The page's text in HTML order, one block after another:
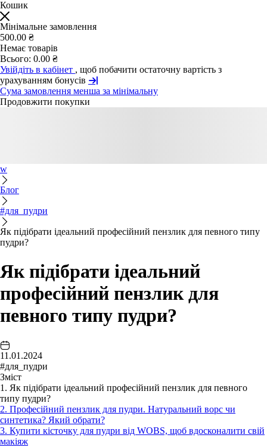
Кошик
Мінімальне замовлення
500.00 ₴
Немає товарів
Всього: 0.00 ₴
Увійдіть в кабінет , щоб побачити остаточну вартість з
урахуванням бонусів
Сума замовлення менша за мінімальну
Продовжити покупки
w
Блог
#для_пудри
Як підібрати ідеальний професійний пензлик для певного типу
пудри?
Як підібрати ідеальний
професійний пензлик для
певного типу пудри?
11.01.2024
#для_пудри
Зміст
1. Як підібрати ідеальний професійний пензлик для певного
типу пудри?
2. Професійний пензлик для пудри. Натуральний ворс чи
синтетика? Який обрати?
3. Купити кісточку для пудри від WOBS, щоб вдосконалити свій
макіяж